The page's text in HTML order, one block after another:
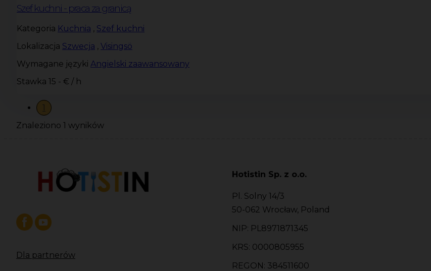
Szef kuchni - praca za granicą
Kategoria Kuchnia , Szef kuchni
Lokalizacja Szwecja , Visingsö
Wymagane języki Angielski zaawansowany
Stawka 15 - € / h
1
Znaleziono 1 wyników
Dla partnerów
Hotistin Sp. z o.o.
Pl. Solny 14/3
50-062 Wrocław, Poland
NIP: PL8971871345
KRS: 0000805955
REGON: 384511600